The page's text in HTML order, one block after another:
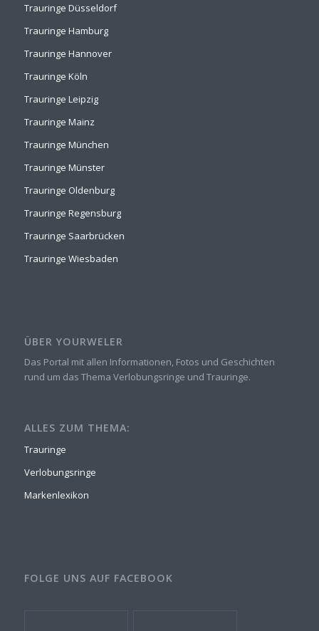
Trauringe Düsseldorf
Trauringe Hamburg
Trauringe Hannover
Trauringe Köln
Trauringe Leipzig
Trauringe Mainz
Trauringe München
Trauringe Münster
Trauringe Oldenburg
Trauringe Regensburg
Trauringe Saarbrücken
Trauringe Wiesbaden
ÜBER YOURWELER
Das Portal mit allen Informationen, Fotos und Geschichten
rund um das Thema Verlobungsringe und Trauringe.
ALLES ZUM THEMA:
Trauringe
Verlobungsringe
Markenlexikon
FOLGE UNS AUF FACEBOOK